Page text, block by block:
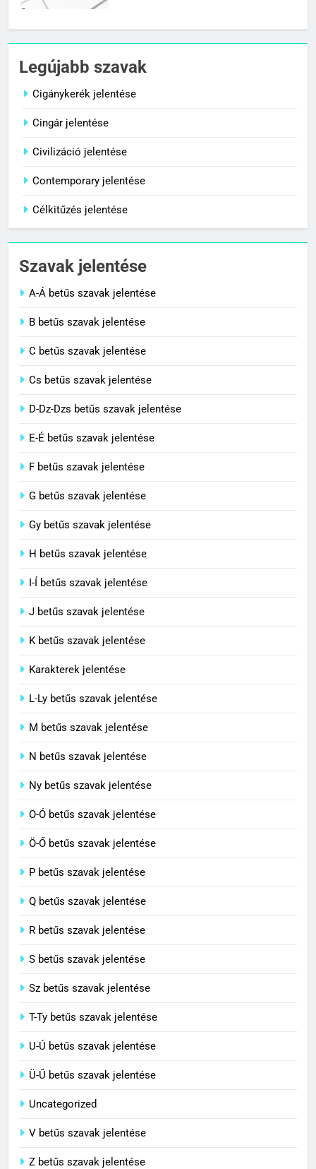
7
Céltudatos jelentése
C BETŰS SZAVAK JELENTÉSE
8
Centenárium jelentése
1
Cigánykerék jelentése
C BETŰS SZAVAK JELENTÉSE
C BETŰS SZAVAK JELENTÉSE
3
4
Contemporary jelentése
5
Célkitűzés jelentése
C BETŰS SZAVAK JELENTÉSE
C BETŰS SZAVAK JELENTÉSE
8
Centenárium jelentése
Legújabb szavak
Cigánykerék jelentése
Cingár jelentése
Civilizáció jelentése
Contemporary jelentése
Célkitűzés jelentése
Szavak jelentése
A-Á betűs szavak jelentése
B betűs szavak jelentése
C betűs szavak jelentése
Cs betűs szavak jelentése
D-Dz-Dzs betűs szavak jelentése
E-É betűs szavak jelentése
F betűs szavak jelentése
G betűs szavak jelentése
Gy betűs szavak jelentése
H betűs szavak jelentése
I-Í betűs szavak jelentése
J betűs szavak jelentése
K betűs szavak jelentése
Karakterek jelentése
L-Ly betűs szavak jelentése
M betűs szavak jelentése
N betűs szavak jelentése
Ny betűs szavak jelentése
O-Ó betűs szavak jelentése
Ö-Ő betűs szavak jelentése
P betűs szavak jelentése
Q betűs szavak jelentése
R betűs szavak jelentése
S betűs szavak jelentése
Sz betűs szavak jelentése
T-Ty betűs szavak jelentése
U-Ú betűs szavak jelentése
Ü-Ű betűs szavak jelentése
Uncategorized
V betűs szavak jelentése
Z betűs szavak jelentése